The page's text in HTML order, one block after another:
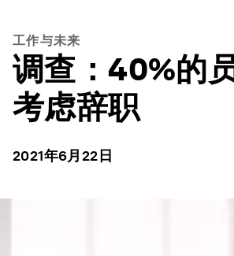
工作与未来
调查：40%的
考虑辞职
2021年6月22日